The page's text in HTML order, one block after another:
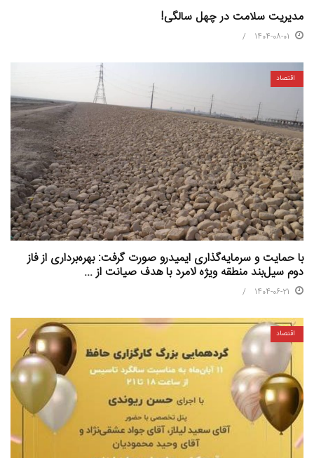
مدیریت سلامت در چهل سالگی!
1404-08-01
اقتصاد
با حمایت و سرمایه‌گذاری ایمیدرو صورت گرفت: بهره‌برداری از فاز
دوم سیل‌بند منطقه ویژه لامرد با هدف صیانت از ...
1404-06-21
اقتصاد